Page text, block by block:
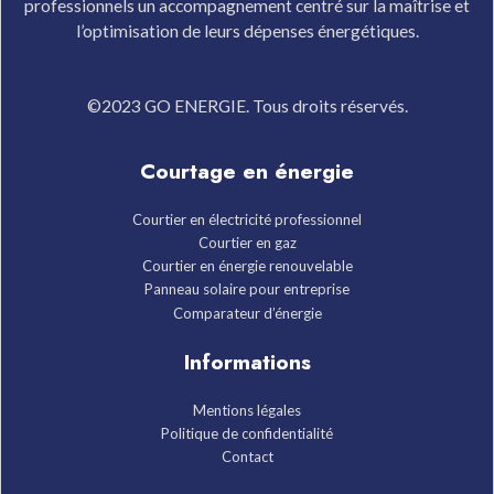
professionnels un accompagnement centré sur la maîtrise et
l’optimisation de leurs dépenses énergétiques.
©2023 GO ENERGIE. Tous droits réservés.
Courtage en énergie
Courtier en électricité professionnel
Courtier en gaz
Courtier en énergie renouvelable
Panneau solaire pour entreprise
Comparateur d’énergie
Informations
Mentions légales
Politique de confidentialité
Contact